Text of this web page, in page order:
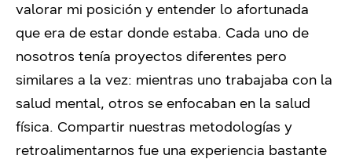
valorar mi posición y entender lo afortunada
que era de estar donde estaba. Cada uno de
nosotros tenía proyectos diferentes pero
similares a la vez: mientras uno trabajaba con la
salud mental, otros se enfocaban en la salud
física. Compartir nuestras metodologías y
retroalimentarnos fue una experiencia bastante